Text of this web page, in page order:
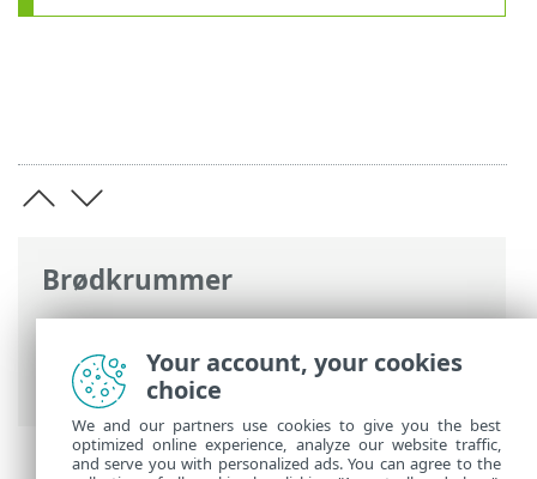
Brødkrummer
ESET-onlinehjælp>ESET Security
Ultimate
>Avanceret opsætning>
Opdateringer> Opdater tilbageføring
Your account, your cookies
choice
We and our partners use cookies to give you the best
optimized online experience, analyze our website traffic,
and serve you with personalized ads. You can agree to the